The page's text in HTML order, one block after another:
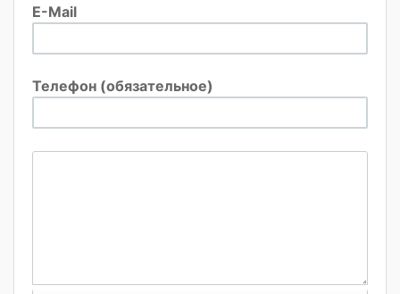
E-Mail
Телефон (обязательное)